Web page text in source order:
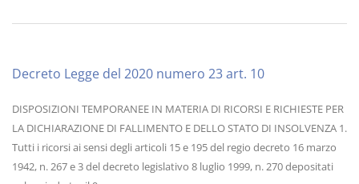
Decreto Legge del 2020 numero 23 art. 10
DISPOSIZIONI TEMPORANEE IN MATERIA DI RICORSI E RICHIESTE PER
LA DICHIARAZIONE DI FALLIMENTO E DELLO STATO DI INSOLVENZA 1.
Tutti i ricorsi ai sensi degli articoli 15 e 195 del regio decreto 16 marzo
1942, n. 267 e 3 del decreto legislativo 8 luglio 1999, n. 270 depositati